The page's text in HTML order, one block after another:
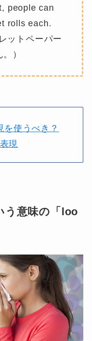
people can
rolls each.
ットペーパー
）
使うべき？
現
う意味の「loo